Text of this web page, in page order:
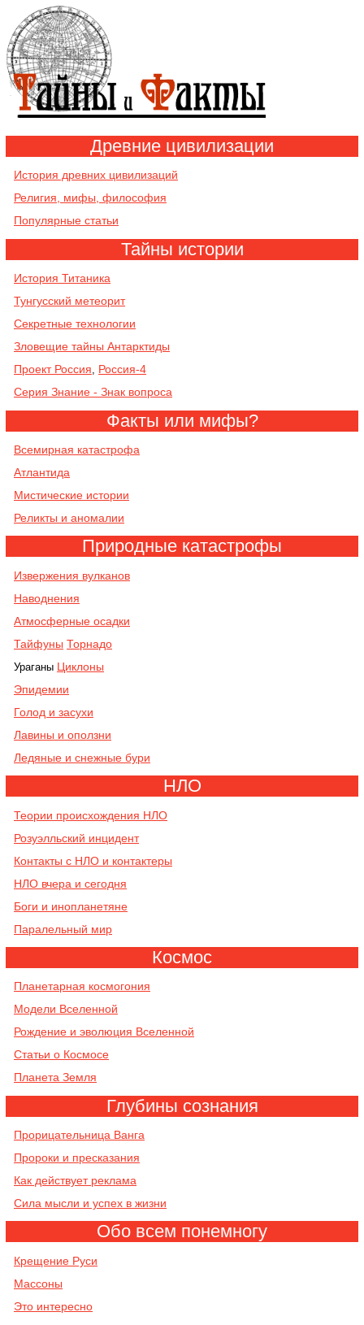
Древние цивилизации
История древних цивилизаций
Религия, мифы, философия
Популярные статьи
Тайны истории
История Титаника
Тунгусский метеорит
Секретные технологии
Зловещие тайны Антарктиды
Проект Россия, Россия-4
Серия Знание - Знак вопроса
Факты или мифы?
Всемирная катастрофа
Атлантида
Мистические истории
Реликты и аномалии
Природные катастрофы
Извержения вулканов
Наводнения
Атмосферные осадки
Тайфуны Торнадо
Ураганы Циклоны
Эпидемии
Голод и засухи
Лавины и оползни
Ледяные и снежные бури
НЛО
Теории происхождения НЛО
Розуэлльский инцидент
Контакты с НЛО и контактеры
НЛО вчера и сегодня
Боги и инопланетяне
Паралельный мир
Космос
Планетарная космогония
Модели Вселенной
Рождение и эволюция Вселенной
Cтатьи о Космосе
Планета Земля
Глубины сознания
Прорицательница Ванга
Пророки и пресказания
Как действует реклама
Сила мысли и успех в жизни
Обо всем понемногу
Крещение Руси
Массоны
Это интересно